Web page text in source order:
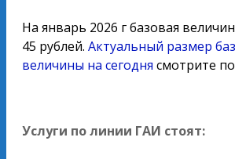
На январь 2026 г базовая
45 рублей. Актуальный размер
величины на сегодня смотрите
Услуги по линии ГАИ стоят: